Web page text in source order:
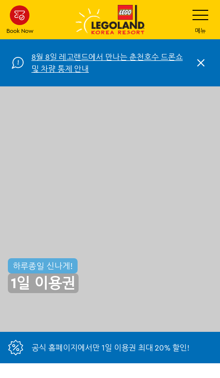
Skip
main
content
Book Now
Toggle
메뉴
8월 8일 레고랜드에서 만나는 춘천호수 드론쇼
및 차량 통제 안내
C
o
하루종일 신나게!
1일 이용권
공식 홈페이지에서만 1일 이용권 최대 20% 할인!